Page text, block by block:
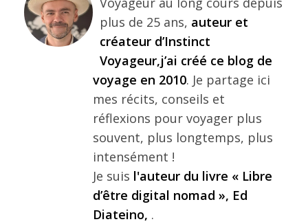
plus de 25 ans, auteur et
créateur d’Instinct
Voyageur,j’ai créé ce blog de
voyage en 2010. Je partage ici
mes récits, conseils et
réflexions pour voyager plus
souvent, plus longtemps, plus
intensément !
Je suis l'auteur du livre « Libre
d’être digital nomad », Ed
Diateino, .